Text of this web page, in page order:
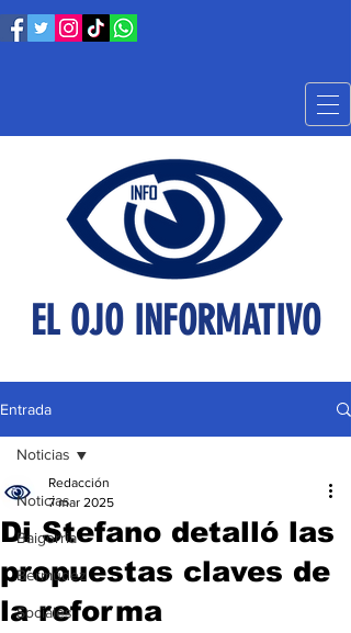
EL OJO INFORMATIVO
Entrada
Noticias
Baigorria
Bermúdez
Sociales
Noticias
Di Stefano detalló las
propuestas claves de
la reforma
Redacción
7 mar 2025